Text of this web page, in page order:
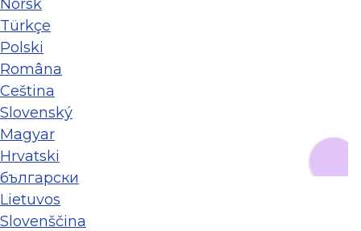
Norsk
Türkçe
Polski
Româna
Ceština
Slovenský
Magyar
Hrvatski
български
Lietuvos
Slovenščina